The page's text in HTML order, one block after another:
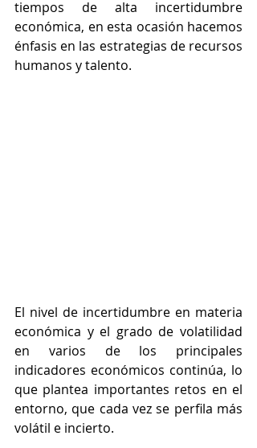
tiempos de alta incertidumbre
económica, en esta ocasión hacemos
énfasis en las estrategias de recursos
humanos y talento.
El nivel de incertidumbre en materia
económica y el grado de volatilidad
en varios de los principales
indicadores económicos continúa, lo
que plantea importantes retos en el
entorno, que cada vez se perfila más
volátil e incierto.